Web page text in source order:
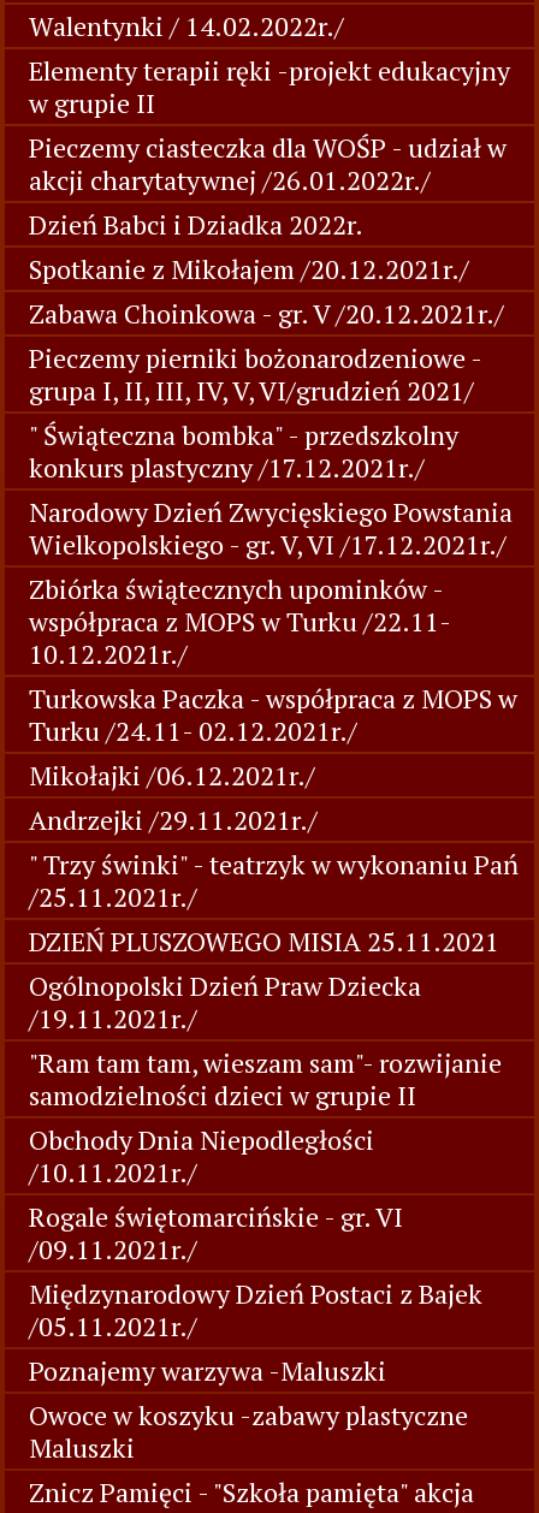
Walentynki / 14.02.2022r./
Elementy terapii ręki -projekt edukacyjny
w grupie II
Pieczemy ciasteczka dla WOŚP - udział w
akcji charytatywnej /26.01.2022r./
Dzień Babci i Dziadka 2022r.
Spotkanie z Mikołajem /20.12.2021r./
Zabawa Choinkowa - gr. V /20.12.2021r./
Pieczemy pierniki bożonarodzeniowe -
grupa I, II, III, IV, V, VI/grudzień 2021/
" Świąteczna bombka" - przedszkolny
konkurs plastyczny /17.12.2021r./
Narodowy Dzień Zwycięskiego Powstania
Wielkopolskiego - gr. V, VI /17.12.2021r./
Zbiórka świątecznych upominków -
współpraca z MOPS w Turku /22.11-
10.12.2021r./
Turkowska Paczka - współpraca z MOPS w
Turku /24.11- 02.12.2021r./
Mikołajki /06.12.2021r./
Andrzejki /29.11.2021r./
" Trzy świnki" - teatrzyk w wykonaniu Pań
/25.11.2021r./
DZIEŃ PLUSZOWEGO MISIA 25.11.2021
Ogólnopolski Dzień Praw Dziecka
/19.11.2021r./
"Ram tam tam, wieszam sam"- rozwijanie
samodzielności dzieci w grupie II
Obchody Dnia Niepodległości
/10.11.2021r./
Rogale świętomarcińskie - gr. VI
/09.11.2021r./
Międzynarodowy Dzień Postaci z Bajek
/05.11.2021r./
Poznajemy warzywa -Maluszki
Owoce w koszyku -zabawy plastyczne
Maluszki
Znicz Pamięci - "Szkoła pamięta" akcja